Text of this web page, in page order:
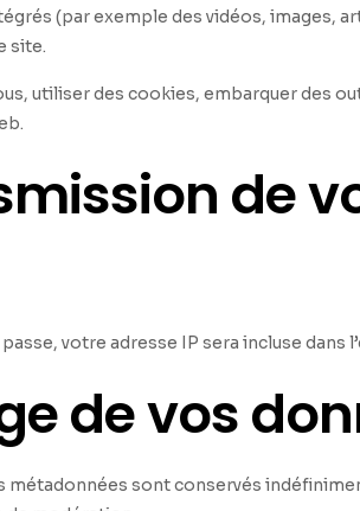
(par exemple des vidéos, images,
site.
utiliser des cookies, embarquer des
de
votre adresse IP sera incluse dans
de vos
métadonnées sont conservés